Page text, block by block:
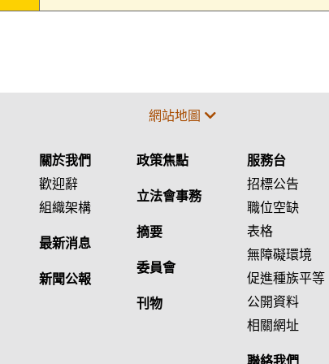
網站地圖
關於我們
歡迎辭
組織架構
最新消息
新聞公報
政策焦點
立法會事務
摘要
委員會
刊物
服務台
招標公告
職位空缺
表格
無障礙環境
促進種族平等
公開資料
相關網址
聯絡我們